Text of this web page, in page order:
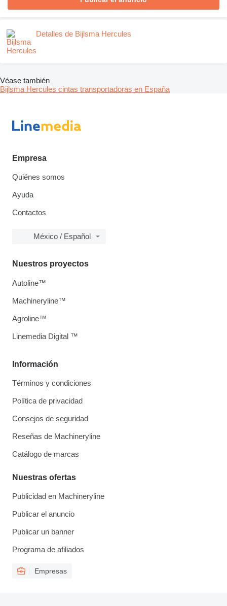
Detalles de Bijlsma Hercules
Véase también
Bijlsma Hercules cintas transportadoras en España
Empresa
Quiénes somos
Ayuda
Contactos
México / Español
Información
Términos y condiciones
Política de privacidad
Consejos de seguridad
Reseñas de Machineryline
Catálogo de marcas
Nuestras ofertas
Publicidad en Machineryline
Publicar el anuncio
Publicar un banner
Programa de afiliados
Empresas
Nuestros proyectos
Autoline™
Machineryline™
Agroline™
Linemedia Digital ™